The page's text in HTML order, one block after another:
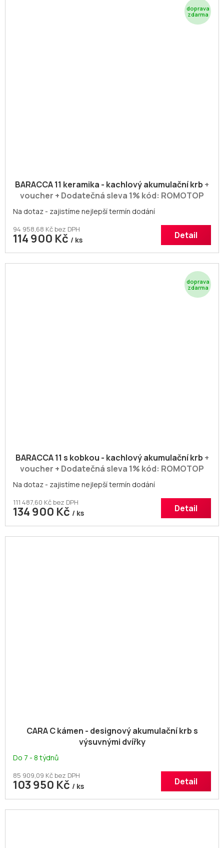
Z
BARACCA 11 keramika - kachlový akumulační krb +
voucher + Dodatečná sleva 1% kód: ROMOTOP
Na dotaz - zajistíme nejlepší termín dodání
94 958,68 Kč bez DPH
114 900 Kč / ks Detail
Z
BARACCA 11 s kobkou - kachlový akumulační krb +
voucher + Dodatečná sleva 1% kód: ROMOTOP
Na dotaz - zajistíme nejlepší termín dodání
111 487,60 Kč bez DPH
134 900 Kč / ks Detail
CARA C kámen - designový akumulační krb s
výsuvnými dvířky
Do 7 - 8 týdnů
85 909,09 Kč bez DPH
103 950 Kč / ks Detail